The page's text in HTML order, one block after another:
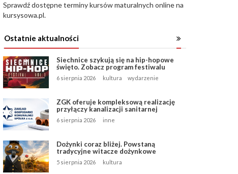
Sprawdź dostępne terminy kursów maturalnych online na
kursysowa.pl.
Ostatnie aktualności
Siechnice szykują się na hip-hopowe
święto. Zobacz program festiwalu
6 sierpnia 2026 kultura wydarzenie
ZGK oferuje kompleksową realizację
przyłączy kanalizacji sanitarnej
6 sierpnia 2026 inne
Dożynki coraz bliżej. Powstaną
tradycyjne witacze dożynkowe
5 sierpnia 2026 kultura